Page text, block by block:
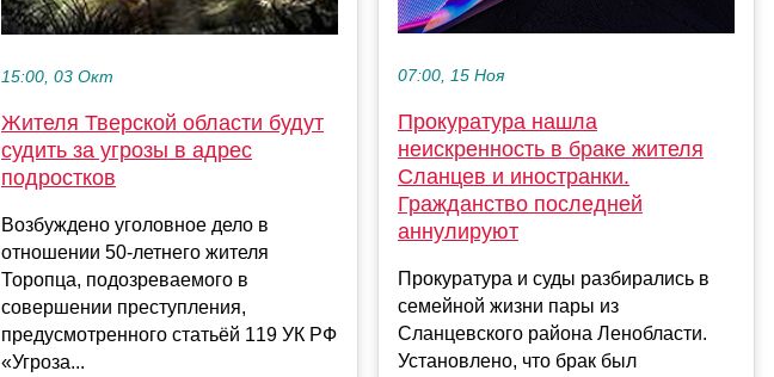
15:00, 03 Окт
Жителя Тверской области будут
судить за угрозы в адрес
подростков
Возбуждено уголовное дело в
отношении 50-летнего жителя
Торопца, подозреваемого в
совершении преступления,
предусмотренного статьёй 119 УК РФ
«Угроза...
07:00, 15 Ноя
Прокуратура нашла
неискренность в браке жителя
Сланцев и иностранки.
Гражданство последней
аннулируют
Прокуратура и суды разбирались в
семейной жизни пары из
Сланцевского района Ленобласти.
Установлено, что брак был